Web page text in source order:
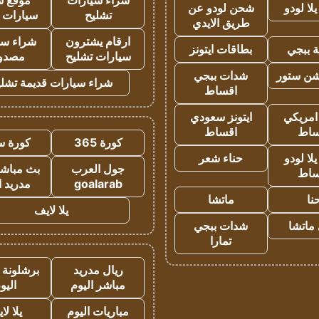
لودو
شحن لودو عن
طريق الايدي
ببجي
بطاقات ايتونز
ستور
شدات ببجي
اقساط
امريكي
ايتونز سعودي
اقساط
لودو
حناء شعر
ماتشا
شدات ببجي
تمارا
تشليح
سيارات
ارقام يشترون
سيارات تشليح
شراء
شراء سيارات قديمة
كورة 365
كورة
جول العرب
goalarab
بث
مدريد
يلا لايف
ريال مدريد
مباشر اليوم
مباريات اليوم
يلا